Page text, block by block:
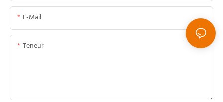
E-Mail
Teneur